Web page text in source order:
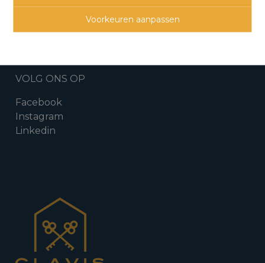
Voorkeuren aanpassen
9u - 12u
op afspraak
Za
op afspraak
VOLG ONS OP
Facebook
Instagram
Linkedin